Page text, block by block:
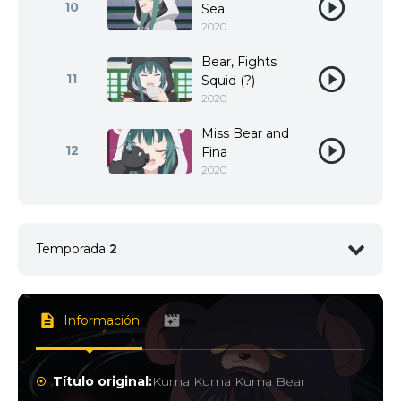
10 Sea
2020
11
Bear, Fights
Squid (?)
2020
12
Miss Bear and
Fina
2020
Temporada 2
<img src="//image.tmdb.org/t/p/w92/
Información
Título original:Kuma Kuma Kuma Bear